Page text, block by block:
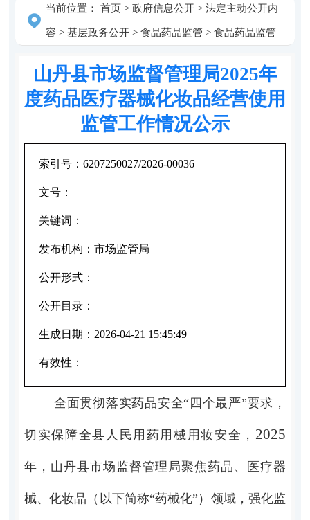
当前位置： 首页> 政府信息公开> 法定主动公开内
容 > 基层政务公开> 食品药品监管 > 食品药品监管
山丹县市场监督管理局2025年
度药品医疗器械化妆品经营使用
监管工作情况公示
索引号： 6207250027/2026-00036
文号：
关键词：
发布机构： 市场监管局
公开形式：
公开目录：
生成日期： 2026-04-21 15:45:49
有效性：
全面贯彻落实药品安全“四个最严”要求，
切实保障全县人民用药用械用妆安全， 2025
年，山丹县市场监督管理局聚焦药品、医疗器
械、化妆品（以下简称“药械化”）领域，强化监